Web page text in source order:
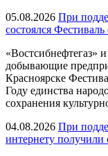
05.08.2026 При
состоялся
«Востсибнефтегаз»
добывающие
Красноярске
Году единства
сохранения
04.08.2026 При
интернету